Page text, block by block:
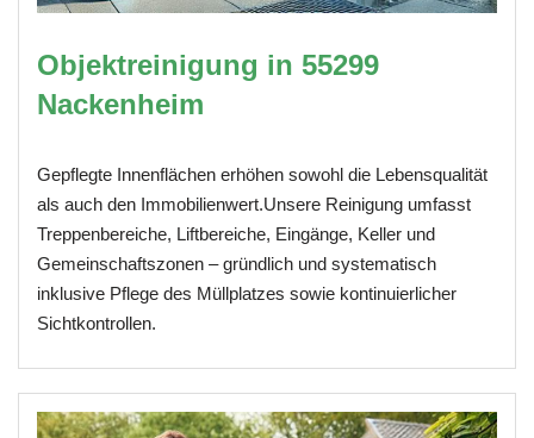
Objektreinigung in 55299
Nackenheim
Gepflegte Innenflächen erhöhen sowohl die Lebensqualität
als auch den Immobilienwert.Unsere Reinigung umfasst
Treppenbereiche, Liftbereiche, Eingänge, Keller und
Gemeinschaftszonen – gründlich und systematisch
inklusive Pflege des Müllplatzes sowie kontinuierlicher
Sichtkontrollen.